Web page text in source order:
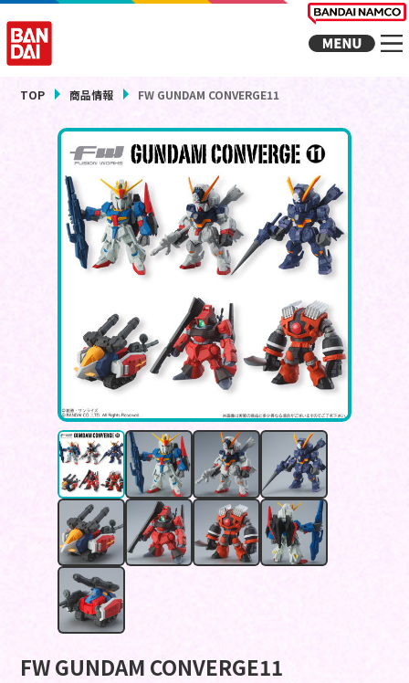
TOP 商品情報 FW GUNDAM CONVERGE11
FW GUNDAM CONVERGE11